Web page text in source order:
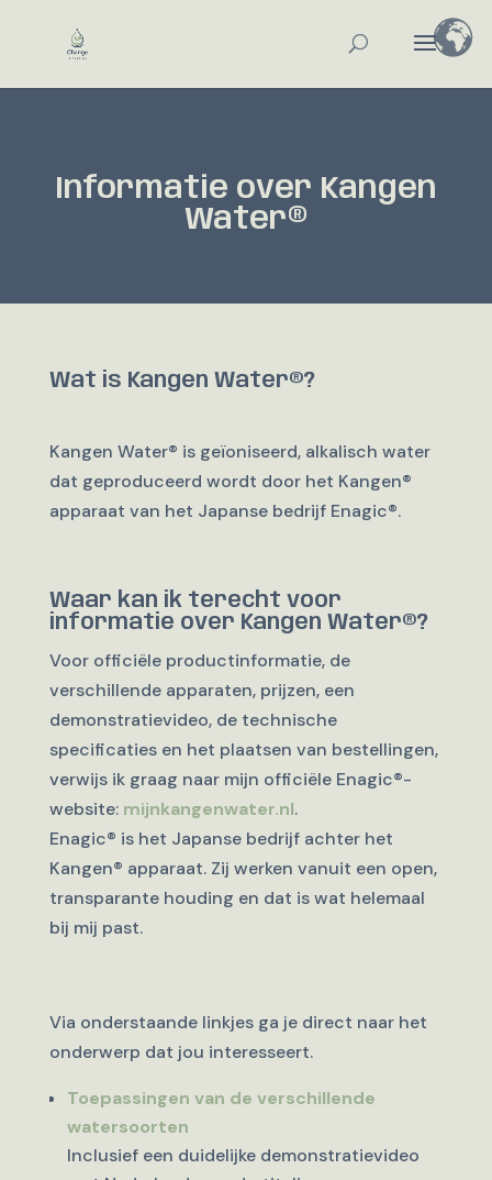
Informatie over Kangen
Water®
Wat is Kangen Water®?
Kangen Water® is geïoniseerd, alkalisch water
dat geproduceerd wordt door het Kangen®
apparaat van het Japanse bedrijf Enagic®.
Waar kan ik terecht voor
informatie over Kangen Water®?
Voor officiële productinformatie, de
verschillende apparaten, prijzen, een
demonstratievideo, de technische
specificaties en het plaatsen van bestellingen,
verwijs ik graag naar mijn officiële Enagic®-
website:mijnkangenwater.nl.
Enagic® is het Japanse bedrijf achter het
Kangen® apparaat. Zij werken vanuit een open,
transparante houding en dat is wat helemaal
bij mij past.
Via onderstaande linkjes ga je direct naar het
onderwerp dat jou interesseert.
Toepassingen van de verschillende
watersoorten
Inclusief een duidelijke demonstratievideo